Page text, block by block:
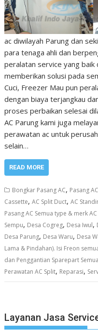
ac diwilayah Parung dan
para tenaga ahli dan
peralatan service yang baik
memberikan solusi pada
Cuci, Freezer Mau pun
dengan biaya terjangkau
proses perbaikan selesai
AC Parung kami juga
perawatan ac untuk
selain…
READ MORE
Bongkar Pasang AC, Pasang AC
Cassette,AC Split Duct,AC
Pasang AC Semua type & merk
Sempu, Desa Cogreg, Desa Iwul,
Desa Parung, Desa Waru, Desa
Lama & Pindahan). Isi Freon
dan Penggantian Sparepart
Perawatan AC Split, Reparasi,
Layanan Jasa